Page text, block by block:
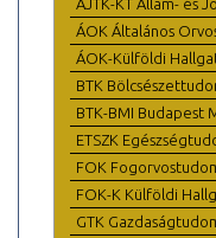
ÁJTK-KT Állam- és
ÁOK Általános
ÁOK-Külföldi
BTK
BTK-BMI Budapest
ETSZK
FOK
FOK-K Külföldi
GTK